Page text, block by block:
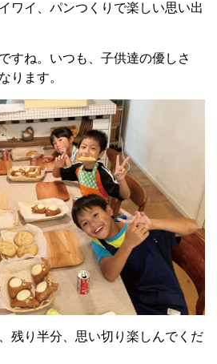
ワイ、パンつくりで楽しい思い出
すね。いつも、子供達の優しさ
ります。
残り半分、思い切り楽しんでくだ